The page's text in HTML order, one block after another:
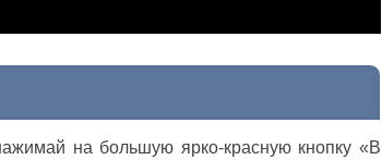
на большую ярко-красную кнопку «В